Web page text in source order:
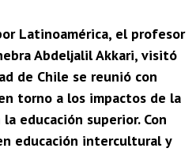
Latinoamérica, el profesor
Abdeljalil Akkari, visitó
de Chile se reunió con
torno a los impactos de la
educación superior. Con
educación intercultural y